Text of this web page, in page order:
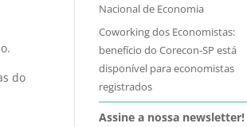
do
Nacional de Economia
Coworking dos Economistas:
benefício do Corecon-SP está
disponível para economistas
registrados
Assine a nossa newsletter!